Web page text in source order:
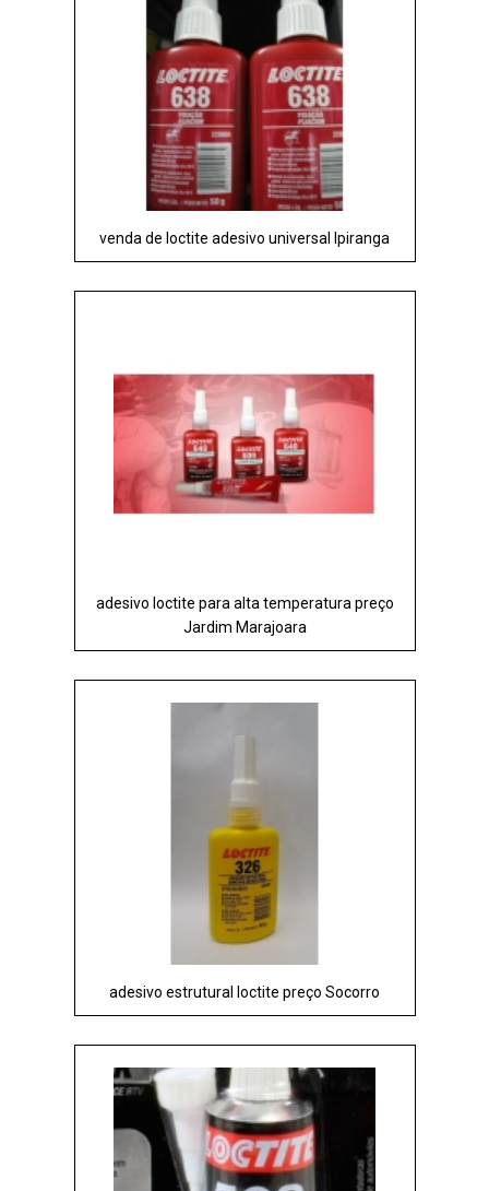
venda de loctite adesivo universal Ipiranga
adesivo loctite para alta temperatura preço
Jardim Marajoara
adesivo estrutural loctite preço Socorro